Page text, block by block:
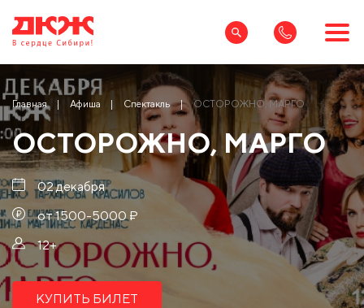
Главная Афиша Спектакль ОСТОРОЖНО, МАРГО
ОСТОРОЖНО, МАРГО
02 декабря
от 1500-5000 ₽
12+
КУПИТЬ БИЛЕТ